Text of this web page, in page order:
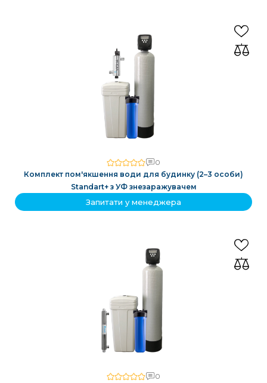
0
Комплект пом'якшення води для будинку (2–3 особи)
Standart+ з УФ знезаражувачем
Запитати у менеджера
0